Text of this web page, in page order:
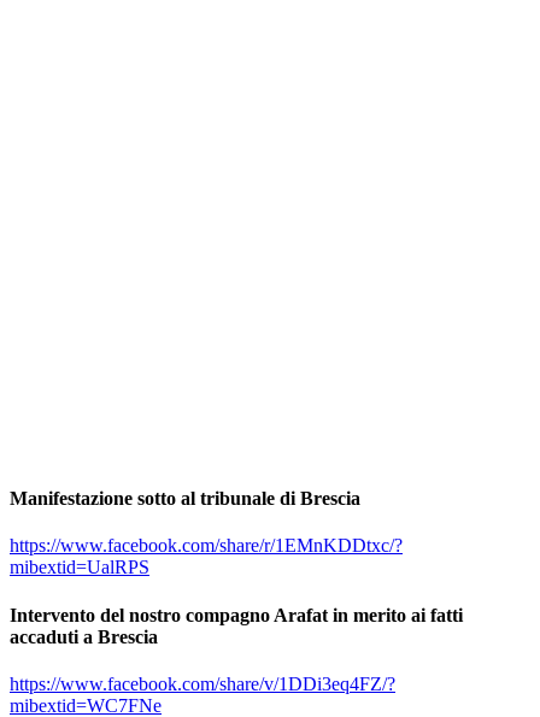
Manifestazione sotto al tribunale di Brescia
https://www.facebook.com/share/r/1EMnKDDtxc/?
mibextid=UalRPS
Intervento del nostro compagno Arafat in merito ai fatti
accaduti a Brescia
https://www.facebook.com/share/v/1DDi3eq4FZ/?
mibextid=WC7FNe